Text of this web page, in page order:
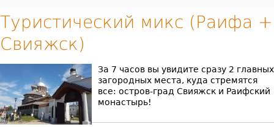
Туристический микс (Раифа +
Свияжск)
За 7 часов вы увидите сразу 2 главных
загородных места, куда стремятся
все: остров-град Свияжск и Раифский
монастырь!